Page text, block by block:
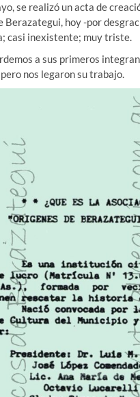
se realizó un acta de
Berazategui, hoy -por
casi inexistente; muy triste.
a sus primeros
nos legaron su trabajo.